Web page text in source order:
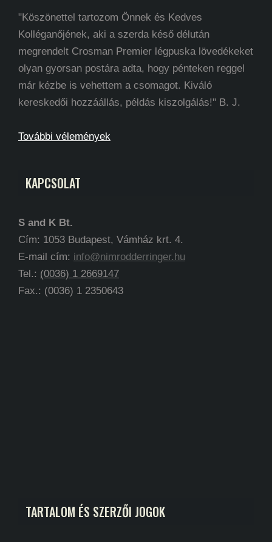
"Köszönettel tartozom Önnek és Kedves
Kolléganőjének, aki a szerda késő délután
megrendelt Crosman Premier légpuska lövedékeket
olyan gyorsan postára adta, hogy pénteken reggel
már kézbe is vehettem a csomagot. Kiváló
kereskedői hozzáállás, példás kiszolgálás!" B. J.
További vélemények
KAPCSOLAT
S and K Bt.
Cím: 1053 Budapest, Vámház krt. 4.
E-mail cím: info@nimrodderringer.hu
Tel.: (0036) 1 2669147
Fax.: (0036) 1 2350643
TARTALOM ÉS SZERZŐI JOGOK